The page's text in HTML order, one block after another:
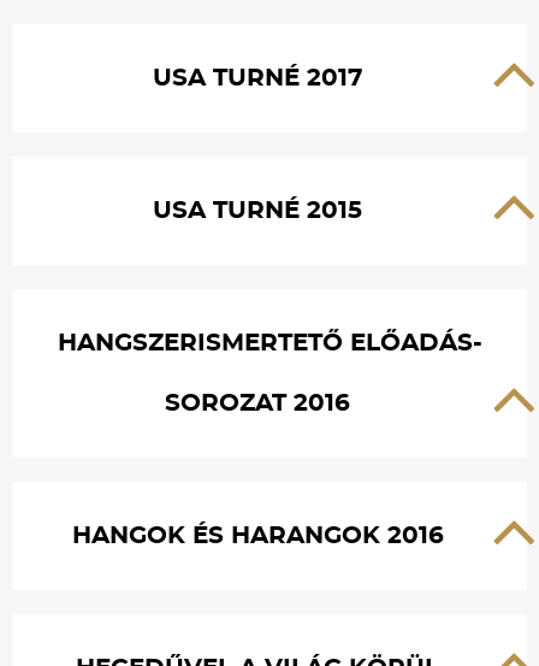
USA TURNÉ 2017
USA TURNÉ 2015
HANGSZERISMERTETŐ ELŐADÁS-
SOROZAT 2016
HANGOK ÉS HARANGOK 2016